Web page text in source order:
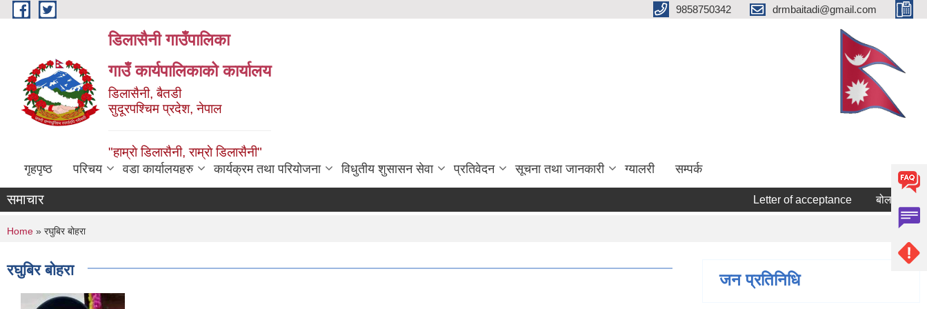
Skip to main content 9858750342 drmbaitadi@gmail.com
डिलासैनी गाउँपालिका
गाउँ कार्यपालिकाको कार्यालय
डिलासैनी, बैतडी
सुदूरपश्चिम प्रदेश, नेपाल
"हाम्राे डिलासैनी, राम्राे डिलासैनी"
गृहपृष्ठ परिचय वडा कार्यालयहरु कार्यक्रम तथा परियोजना विधुतीय शुसासन सेवा प्रतिवेदन सूचना तथा जानकारी ग्यालरी सम्पर्क
समाचार Letter of acceptance बोलपत्र स्वीकृत
You are here
Home » रघुबिर बोहरा
रघुबिर बोहरा
जन प्रतिनिधि